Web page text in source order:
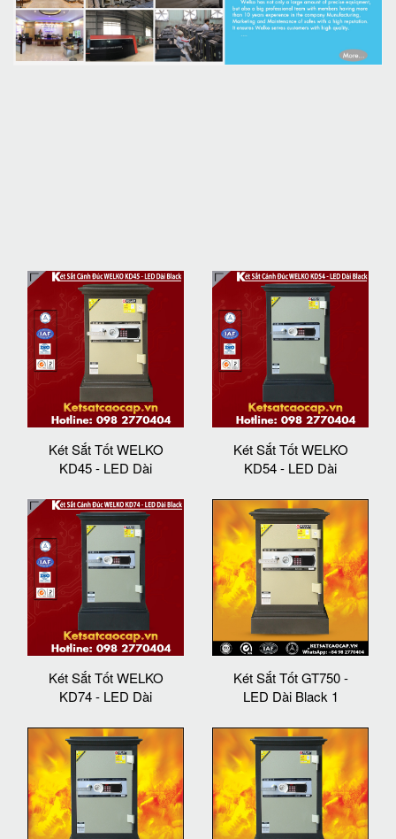
Két Sắt Tốt WELKO
KD45 - LED Dài
Két Sắt Tốt WELKO
KD54 - LED Dài
Két Sắt Tốt WELKO
KD74 - LED Dài
Két Sắt Tốt GT750 -
LED Dài Black 1